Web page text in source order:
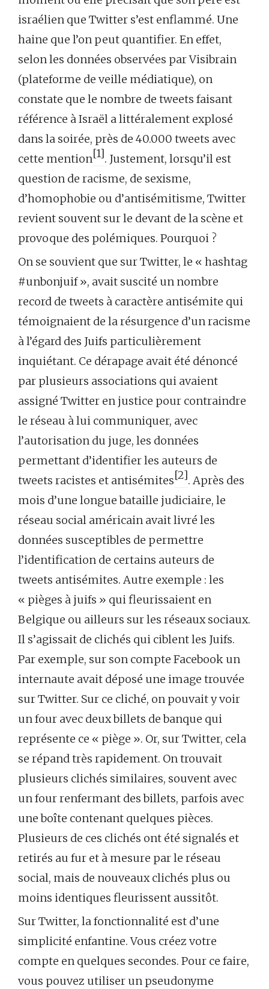
israélien que Twitter s’est enflammé. Une
haine que l’on peut quantifier. En effet,
selon les données observées par Visibrain
(plateforme de veille médiatique), on
constate que le nombre de tweets faisant
référence à Israël a littéralement explosé
dans la soirée, près de 40.000 tweets avec
cette mention[1]. Justement, lorsqu’il est
question de racisme, de sexisme,
d’homophobie ou d’antisémitisme, Twitter
revient souvent sur le devant de la scène et
provoque des polémiques. Pourquoi ?
On se souvient que sur Twitter, le « hashtag
#unbonjuif », avait suscité un nombre
record de tweets à caractère antisémite qui
témoignaient de la résurgence d’un racisme
à l’égard des Juifs particulièrement
inquiétant. Ce dérapage avait été dénoncé
par plusieurs associations qui avaient
assigné Twitter en justice pour contraindre
le réseau à lui communiquer, avec
l’autorisation du juge, les données
permettant d’identifier les auteurs de
tweets racistes et antisémites[2]. Après des
mois d’une longue bataille judiciaire, le
réseau social américain avait livré les
données susceptibles de permettre
l’identification de certains auteurs de
tweets antisémites. Autre exemple : les
« pièges à juifs » qui fleurissaient en
Belgique ou ailleurs sur les réseaux sociaux.
Il s’agissait de clichés qui ciblent les Juifs.
Par exemple, sur son compte Facebook un
internaute avait déposé une image trouvée
sur Twitter. Sur ce cliché, on pouvait y voir
un four avec deux billets de banque qui
représente ce « piège ». Or, sur Twitter, cela
se répand très rapidement. On trouvait
plusieurs clichés similaires, souvent avec
un four renfermant des billets, parfois avec
une boîte contenant quelques pièces.
Plusieurs de ces clichés ont été signalés et
retirés au fur et à mesure par le réseau
social, mais de nouveaux clichés plus ou
moins identiques fleurissent aussitôt.
Sur Twitter, la fonctionnalité est d’une
simplicité enfantine. Vous créez votre
compte en quelques secondes. Pour ce faire,
vous pouvez utiliser un pseudonyme